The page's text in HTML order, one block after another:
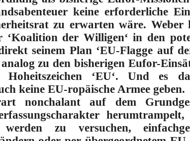
keine erforderliche
zu erwarten wäre. Weber
der Willigen‘ in den
seinem Plan ‘EU-Flagge auf
analog zu den bisherigen Eufor-
Hoheitszeichen ‘EU‘. Undes
keine EU-ropäische Armee geben.
nonchalant auf dem
zu versuchen,